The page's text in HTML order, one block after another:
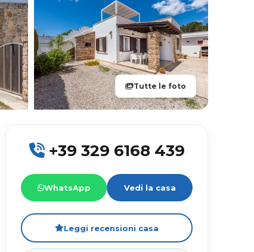
Tutte le foto
+39 329 6168 439
WhatsApp Vedi la casa
Leggi recensioni casa